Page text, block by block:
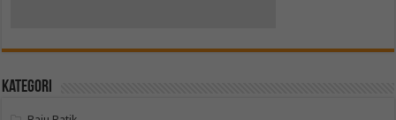
Kategori